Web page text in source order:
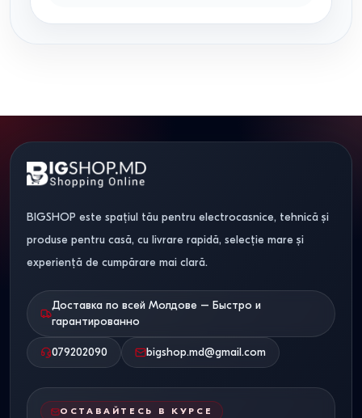
BIGSHOP este spațiul tău pentru electrocasnice, tehnică și
produse pentru casă, cu livrare rapidă, selecție mare și
experiență de cumpărare mai clară.
Доставка по всей Молдове – Быстро и
гарантированно
079202090 bigshop.md@gmail.com
ОСТАВАЙТЕСЬ В КУРСЕ